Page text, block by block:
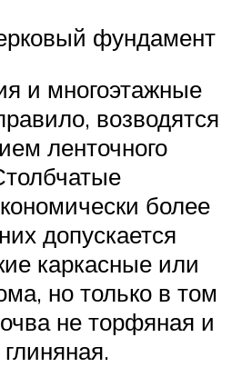
фундамент
и многоэтажные
возводятся
ленточного
более
допускается
каркасные или
но только в том
не торфяная и